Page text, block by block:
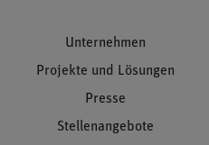
Unternehmen
Projekte und Lösungen
Presse
Stellenangebote